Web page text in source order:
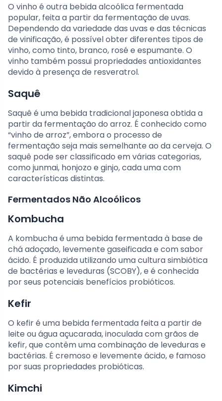
O vinho é outra bebida alcoólica fermentada
popular, feita a partir da fermentação de uvas.
Dependendo da variedade das uvas e das técnicas
de vinificação, é possível obter diferentes tipos de
vinho, como tinto, branco, rosé e espumante. O
vinho também possui propriedades antioxidantes
devido à presença de resveratrol.
Saquê
Saquê é uma bebida tradicional japonesa obtida a
partir da fermentação do arroz. É conhecido como
“vinho de arroz”, embora o processo de
fermentação seja mais semelhante ao da cerveja. O
saquê pode ser classificado em várias categorias,
como junmai, honjozo e ginjo, cada uma com
características distintas.
Fermentados Não Alcoólicos
Kombucha
A kombucha é uma bebida fermentada à base de
chá adoçado, levemente gaseificada e com sabor
ácido. É produzida utilizando uma cultura simbiótica
de bactérias e leveduras (SCOBY), e é conhecida
por seus potenciais benefícios probióticos.
Kefir
O kefir é uma bebida fermentada feita a partir de
leite ou água açucarada, inoculada com grãos de
kefir, que contêm uma combinação de leveduras e
bactérias. É cremoso e levemente ácido, e famoso
por suas propriedades probióticas.
Kimchi